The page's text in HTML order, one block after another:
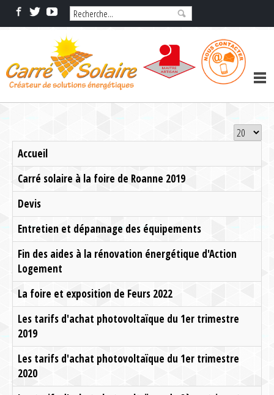
Accueil
Carré solaire à la foire de Roanne 2019
Devis
Entretien et dépannage des équipements
Fin des aides à la rénovation énergétique d'Action
Logement
La foire et exposition de Feurs 2022
Les tarifs d'achat photovoltaïque du 1er trimestre
2019
Les tarifs d'achat photovoltaïque du 1er trimestre
2020